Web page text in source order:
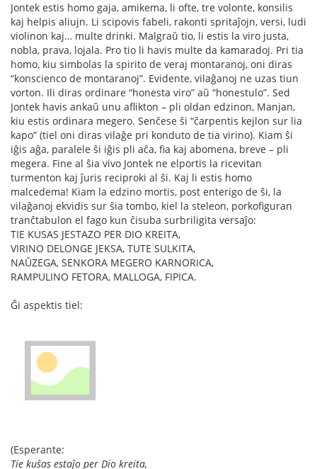
Jontek estis homo gaja, amikema, li ofte, tre volonte, konsilis
kaj helpis aliujn. Li scipovis fabeli, rakonti spritaĵojn, versi, ludi
violinon kaj… multe drinki. Malgraŭ tio, li estis la viro justa,
nobla, prava, lojala. Pro tio li havis multe da kamaradoj. Pri tia
homo, kiu simbolas la spirito de veraj montaranoj, oni diras
“konscienco de montaranoj”. Evidente, vilaĝanoj ne uzas tiun
vorton. Ili diras ordinare “honesta viro” aŭ “honestulo”. Sed
Jontek havis ankaŭ unu aflikton – pli oldan edzinon, Manjan,
kiu estis ordinara megero. Senĉese ŝi “ĉarpentis kejlon sur lia
kapo” (tiel oni diras vilaĝe pri konduto de tia virino). Kiam ŝi
iĝis aĝa, paralele ŝi iĝis pli aĉa, fia kaj abomena, breve – pli
megera. Fine al ŝia vivo Jontek ne elportis la ricevitan
turmenton kaj ĵuris reciproki al ŝi. Kaj li estis homo
malcedema! Kiam la edzino mortis, post enterigo de ŝi, la
vilaĝanoj ekvidis sur ŝia tombo, kiel la steleon, porkofiguran
tranĉtabulon el fago kun ĉisuba surbriligita versaĵo:
TIE KUSAS JESTAZO PER DIO KREITA,
VIRINO DELONGE JEKSA, TUTE SULKITA,
NAŬZEGA, SENKORA MEGERO KARNORICA,
RAMPULINO FETORA, MALLOGA, FIPICA.
Ĝi aspektis tiel:
(Esperante:
Tie kuŝas estaĵo per Dio kreita,